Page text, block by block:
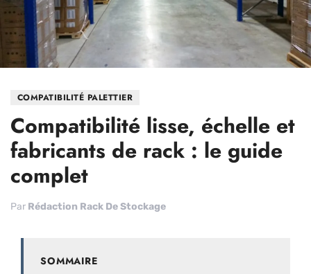
COMPATIBILITÉ PALETTIER
Compatibilité lisse, échelle et
fabricants de rack : le guide
complet
Par Rédaction Rack De Stockage
SOMMAIRE